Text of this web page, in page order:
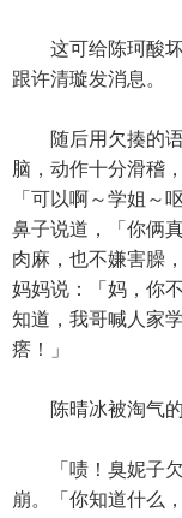
这可给陈珂酸坏
跟许清璇发消息。
随后用欠揍的语
脑，动作十分滑稽，
「可以啊～学姐～
鼻子说道，「你俩
肉麻，也不嫌害臊
妈妈说：「妈，你不
知道，我哥喊人家
瘩！」
陈晴冰被淘气的
「啧！臭妮子欠
崩。「你知道什么，